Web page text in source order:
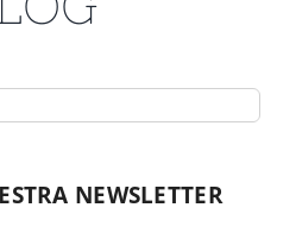
NEWSLETTER